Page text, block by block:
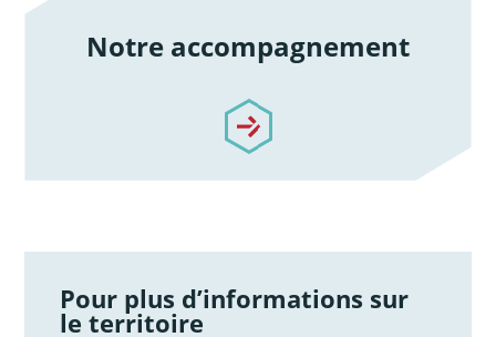
Notre accompagnement
/notre-accompagnement
Pour plus d’informations sur
le territoire